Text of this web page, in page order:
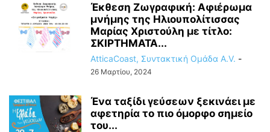
Έκθεση Ζωγραφική: Αφιέρωμα
μνήμης της Ηλιουπολίτισσας
Μαρίας Χριστούλη με τίτλο:
ΣΚΙΡΤΗΜΑΤΑ...
AtticaCoast, Συντακτική Ομάδα A.V. -
26 Μαρτίου, 2024
Ένα ταξίδι γεύσεων ξεκινάει με
αφετηρία το πιο όμορφο σημείο
του...